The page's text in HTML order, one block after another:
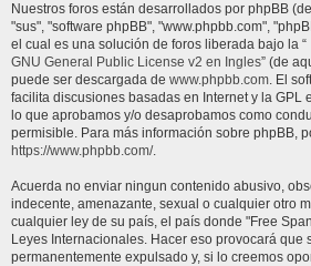
Nuestros foros están desarrollados por phpBB
"sus", "software phpBB", "www.phpbb.com",
el cual es una solución de foros liberada bajo la “
GNU General Public License v2 en Ingles” (de
puede ser descargada de www.phpbb.com. El
facilita discusiones basadas en Internet y la GPL
lo que aprobamos y/o desaprobamos como
permisible. Para más información sobre phpBB,
https://www.phpbb.com/.
Acuerda no enviar ningun contenido abusivo,
indecente, amenazante, sexual o cualquier otro
cualquier ley de su país, el país donde "Free
Leyes Internacionales. Hacer eso provocará que
permanentemente expulsado y, si lo creemos